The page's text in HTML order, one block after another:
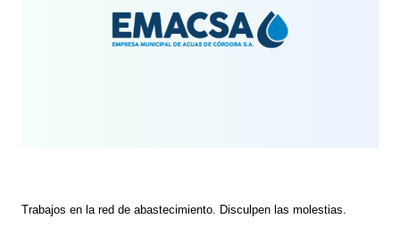
Trabajos en la red de abastecimiento. Disculpen las molestias.